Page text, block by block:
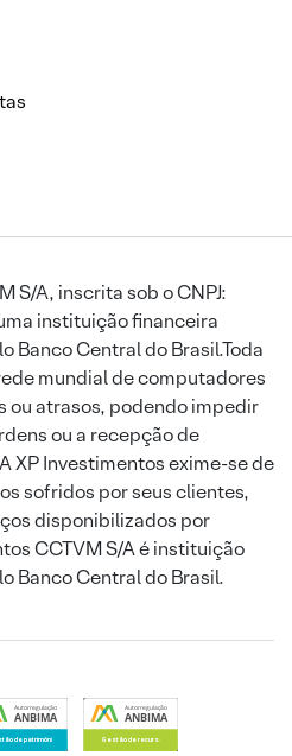
S/A, inscrita sob o CNPJ:
instituição financeira
Banco Central do Brasil.Toda
mundial de computadores
ou atrasos, podendo impedir
ou a recepção de
XP Investimentos exime-se de
sofridos por seus clientes,
disponibilizados por
CCTVM S/A é instituição
Banco Central do Brasil.